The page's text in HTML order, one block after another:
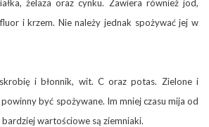
żelaza oraz cynku. Zawiera również jod,
i krzem. Nie należy jednak spożywać jej w
i błonnik, wit. C oraz potas. Zielone i
być spożywane. Im mniej czasu mija od
wartościowe są ziemniaki.